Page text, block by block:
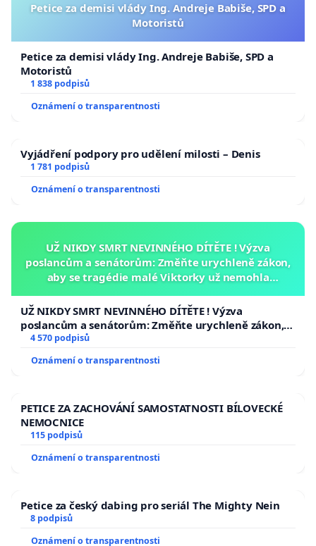
Petice za demisi vlády Ing. Andreje Babiše, SPD a
Motoristů
Petice za demisi vlády Ing. Andreje Babiše, SPD a
Motoristů
1 838 podpisů
Oznámení o transparentnosti
Vyjádření podpory pro udělení milosti – Denis
1 781 podpisů
Oznámení o transparentnosti
UŽ NIKDY SMRT NEVINNÉHO DÍTĚTE ! Výzva
poslancům a senátorům: Změňte urychleně zákon,
aby se tragédie malé Viktorky už nemohla
UŽ NIKDY SMRT NEVINNÉHO DÍTĚTE ! Výzva
poslancům a senátorům: Změňte urychleně zákon,
aby se tragédie malé Viktorky už nemohla opakovat!
4 570 podpisů
Oznámení o transparentnosti
PETICE ZA ZACHOVÁNÍ SAMOSTATNOSTI BÍLOVECKÉ
NEMOCNICE
115 podpisů
Oznámení o transparentnosti
Petice za český dabing pro seriál The Mighty Nein
8 podpisů
Oznámení o transparentnosti